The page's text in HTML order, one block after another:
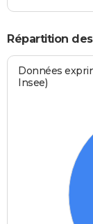
Répartition
Données
Insee)